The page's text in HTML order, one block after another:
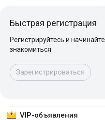
Быстрая регистрация
Регистрируйтесь и начинайте
знакомиться
Зарегистрироваться
VIP-объявления